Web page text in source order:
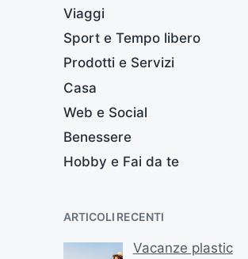
Viaggi
Sport e Tempo libero
Prodotti e Servizi
Casa
Web e Social
Benessere
Hobby e Fai da te
ARTICOLI RECENTI
Vacanze plastic